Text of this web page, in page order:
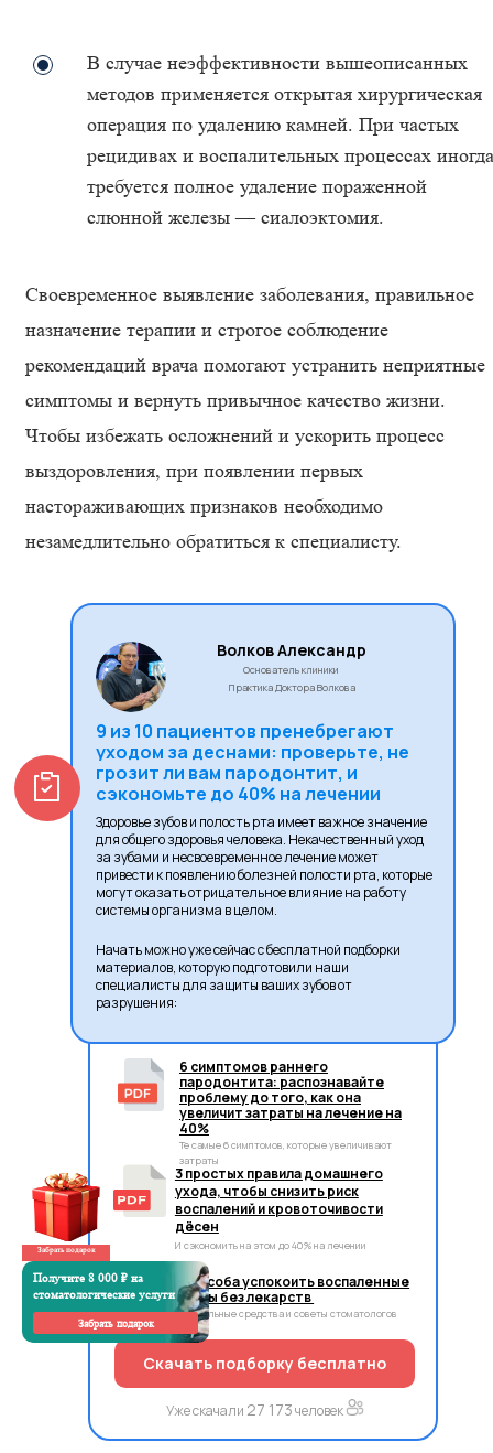
В случае неэффективности вышеописанных
методов применяется открытая хирургическая
операция по удалению камней. При частых
рецидивах и воспалительных процессах иногда
требуется полное удаление пораженной
слюнной железы — сиалоэктомия.
Своевременное выявление заболевания, правильное
назначение терапии и строгое соблюдение
рекомендаций врача помогают устранить неприятные
симптомы и вернуть привычное качество жизни.
Чтобы избежать осложнений и ускорить процесс
выздоровления, при появлении первых
настораживающих признаков необходимо
незамедлительно обратиться к специалисту.
Волков Александр
Основатель клиники
Практика Доктора Волкова
9 из 10 пациентов пренебрегают
уходом за деснами: проверьте, не
грозит ли вам пародонтит, и
сэкономьте до 40% на лечении
Здоровье зубов и полость рта имеет важное значение
для общего здоровья человека. Некачественный уход
за зубами и несвоевременное лечение может
привести к появлению болезней полости рта, которые
могут оказать отрицательное влияние на работу
системы организма в целом.
Начать можно уже сейчас с бесплатной подборки
материалов, которую подготовили наши
специалисты для защиты ваших зубов от
разрушения:
6 симптомов раннего
пародонтита: распознавайте
проблему до того, как она
увеличит затраты на лечение на
40%
Те самые 6 симптомов, которые увеличивают
затраты
3 простых правила домашнего
ухода, чтобы снизить риск
воспалений и кровоточивости
дёсен
И сэкономить на этом до 40% на лечении
3 способа успокоить воспаленные
десны без лекарств
Натуральные средства и советы стоматологов
Скачать подборку бесплатно
Уже скачали 27 173человек
Забрать подарок
Получите 8 000 ₽ на
стоматологические услуги
Забрать подарок